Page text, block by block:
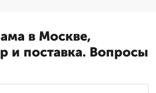
в Москве,
и поставка. Вопросы